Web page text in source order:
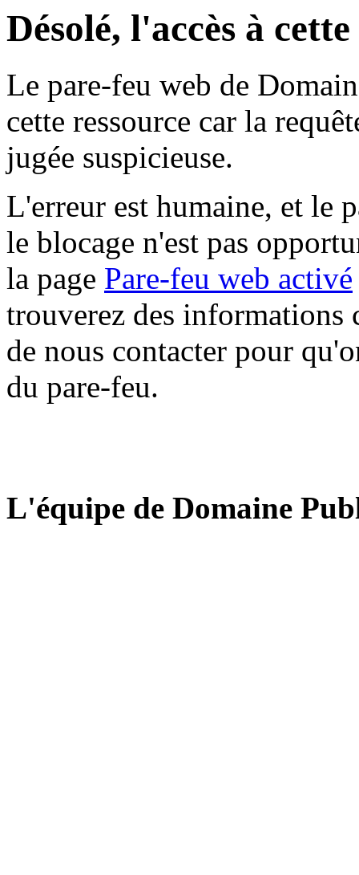
Désolé, l'accès à
Le pare-feu web de
cette ressource car la
jugée suspicieuse.
L'erreur est humaine, et le
le blocage n'est pas
la page Pare-feu web activé
trouverez des informations
de nous contacter pour
du pare-feu.
L'équipe de Domaine